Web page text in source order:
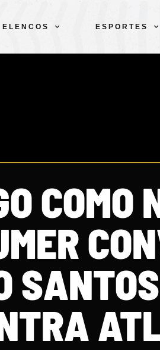
ELENCOS ESPORTES
COMO